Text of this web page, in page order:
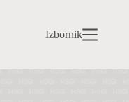
Izbornik